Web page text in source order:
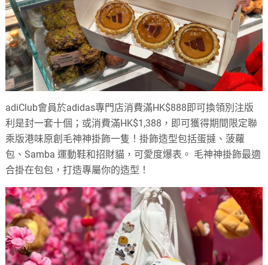
adiClub會員於adidas專門店消費滿HK$888即可換領別注版
利是封一套十個；或消費滿HK$1,388，即可獲得期間限定聯
乘版港味原創毛神神掛飾一隻！掛飾造型包括蛋撻、菠蘿
包、Samba 運動鞋和招財貓，可愛度爆表。 毛神神掛飾最適
合掛在包包，打造專屬你的造型！